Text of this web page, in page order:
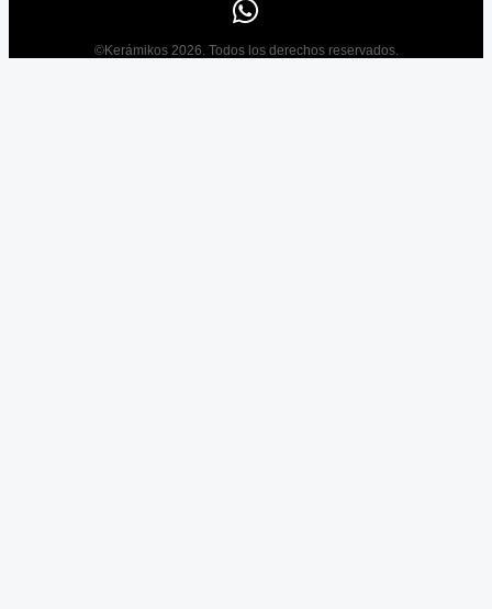
©Kerámikos 2026. Todos los derechos reservados.